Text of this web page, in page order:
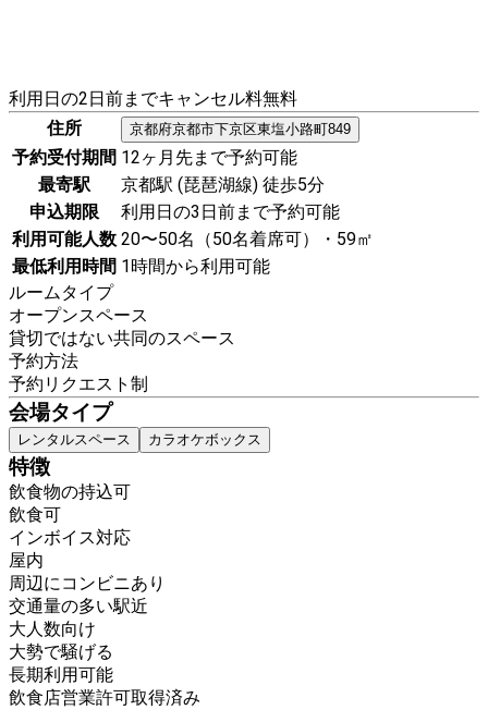
利用日の2日前までキャンセル料無料
住所
京都府京都市下京区東塩小路町849
予約受付期間 12ヶ月先まで予約可能
最寄駅
京都駅 (琵琶湖線) 徒歩5分
申込期限
利用日の3日前まで予約可能
利用可能人数 20〜50名（50名着席可）・59㎡
最低利用時間 1時間から利用可能
ルームタイプ
オープンスペース
貸切ではない共同のスペース
予約方法
予約リクエスト制
会場タイプ
レンタルスペース カラオケボックス
特徴
飲食物の持込可
飲食可
インボイス対応
屋内
周辺にコンビニあり
交通量の多い駅近
大人数向け
大勢で騒げる
長期利用可能
飲食店営業許可取得済み